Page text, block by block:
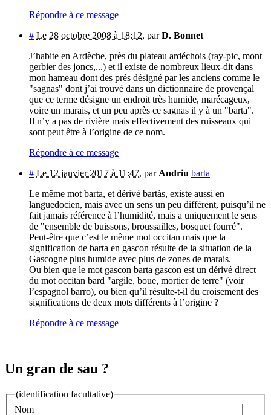
Répondre à ce message
# Le 28 octobre 2008 à 18:12, parD. Bonnet
J’habite en Ardèche, près du plateau ardéchois (ray-pic, mont
gerbier des joncs,...) et il existe de nombreux lieux-dit dans
mon hameau dont des prés désigné par les anciens comme le
"sagnas" dont j’ai trouvé dans un dictionnaire de provençal
que ce terme désigne un endroit très humide, marécageux,
voire un marais, et un peu après ce sagnas il y à un "barta".
Il n’y a pas de rivière mais effectivement des ruisseaux qui
sont peut être à l’origine de ce nom.
Répondre à ce message
# Le 12 janvier 2017 à 11:47, par Andriu barta
Le même mot barta, et dérivé bartàs, existe aussi en
languedocien, mais avec un sens un peu différent, puisqu’il ne
fait jamais référence à l’humidité, mais a uniquement le sens
de "ensemble de buissons, broussailles, bosquet fourré".
Peut-être que c’est le même mot occitan mais que la
signification de barta en gascon résulte de la situation de la
Gascogne plus humide avec plus de zones de marais.
Ou bien que le mot gascon barta gascon est un dérivé direct
du mot occitan bard "argile, boue, mortier de terre" (voir
l’espagnol barro), ou bien qu’il résulte-t-il du croisement des
significations de deux mots différents à l’origine ?
Répondre à ce message
Un gran de sau ?
(identification facultative)
Nom